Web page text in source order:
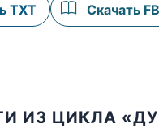
TXT Скачать
ИЗ ЦИКЛА